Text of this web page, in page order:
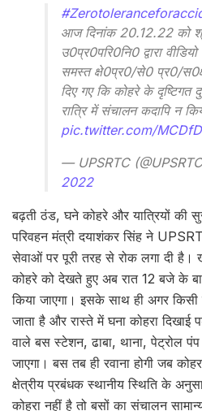
आज दिनांक 20.12.22 को
उ0प्र0परि0नि0 द्वारा
समस्त क्षे0प्र0/से0 प्र0/
दिए गए कि कोहरे के दृष्टिगत
रात्रि में संचालन कदापि न
pic.twitter.com/
— UPSRTC
2022
बढ़ती ठंड, घने कोहरे और यात्रियों की
परिवहन मंत्री दयाशंकर सिंह ने
सेवाओं पर पूरी तरह से रोक लगा दी
कोहरे को देखते हुए अब रात 12 बजे के
किया जाएगा। इसके साथ ही अगर
जाता है और रास्ते में घना कोहरा दिखाई
वाले बस स्टेशन, ढाबा, थाना, पेट्रोल
जाएगा। बस तब ही रवाना होगी जब
क्षेत्रीय प्रबंधक स्थानीय स्थिति के
कोहरा नहीं है तो बसों का संचालन